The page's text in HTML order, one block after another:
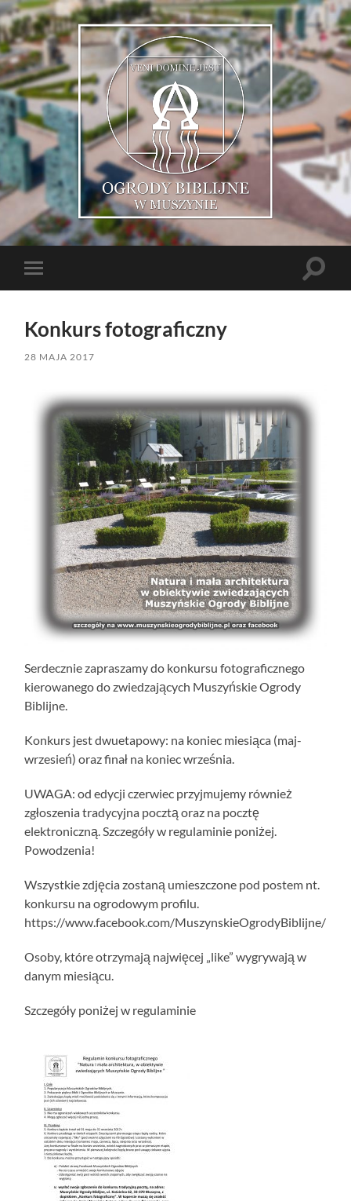
Muszyńskie
Ogrody
Biblijne
mobile
Toggle
Konkurs fotograficzny
28 MAJA 2017
Serdecznie zapraszamy do konkursu fotograficznego
kierowanego do zwiedzających Muszyńskie Ogrody
Biblijne.
Konkurs jest dwuetapowy: na koniec miesiąca (maj-
wrzesień) oraz finał na koniec września.
UWAGA: od edycji czerwiec przyjmujemy również
zgłoszenia tradycyjna pocztą oraz na pocztę
elektroniczną. Szczegóły w regulaminie poniżej.
Powodzenia!
Wszystkie zdjęcia zostaną umieszczone pod postem nt.
konkursu na ogrodowym profilu.
https://www.facebook.com/MuszynskieOgrodyBiblijne/
Osoby, które otrzymają najwięcej „like” wygrywają w
danym miesiącu.
Szczegóły poniżej w regulaminie